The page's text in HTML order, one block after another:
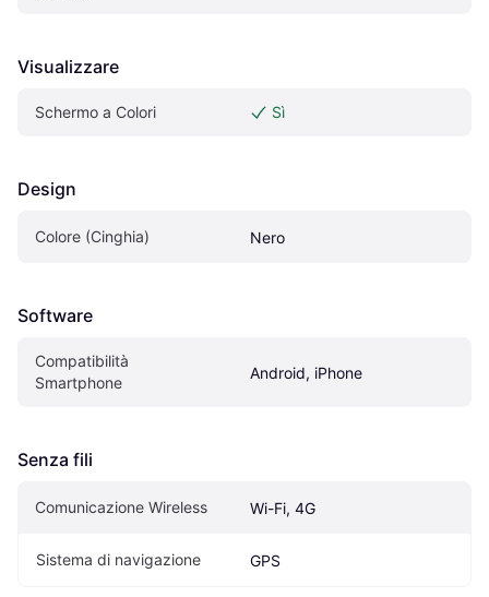
Visualizzare
Schermo a Colori Sì
Design
Colore (Cinghia) Nero
Software
Compatibilità
Smartphone
Android, iPhone
Senza fili
Comunicazione Wireless Wi-Fi, 4G
Sistema di navigazione GPS